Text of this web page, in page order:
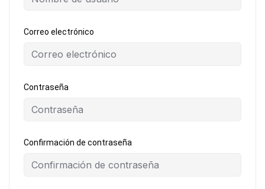
Correo electrónico
Contraseña
Confirmación de contraseña